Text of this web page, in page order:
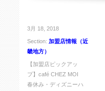
3月 18, 2018
Section: 加盟店情報（近
畿地方）
【加盟店ピックアッ
プ】café CHEZ MOI
春休み・ディズニーハ